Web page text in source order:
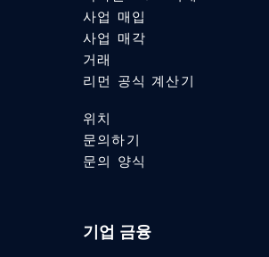
사업 매입
사업 매각
거래
리먼 공식 계산기
위치
문의하기
문의 양식
기업 금융